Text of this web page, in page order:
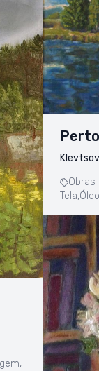
Obras
Tela,Óleo